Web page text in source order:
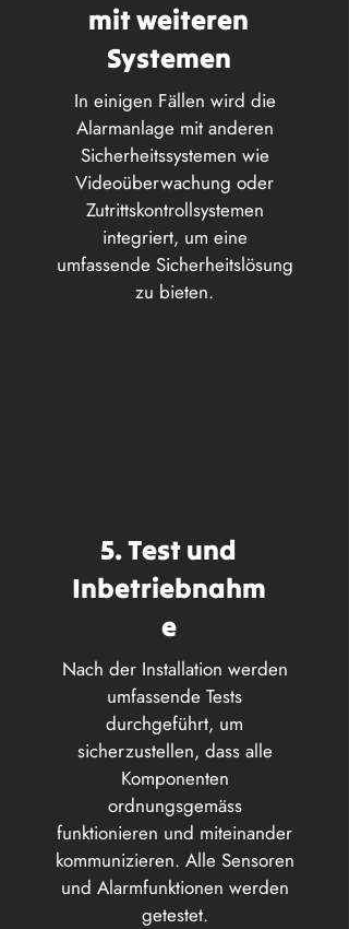
mit weiteren
Systemen
In einigen Fällen wird die
Alarmanlage mit anderen
Sicherheitssystemen wie
Videoüberwachung oder
Zutrittskontrollsystemen
integriert, um eine
umfassende Sicherheitslösung
zu bieten.
5. Test und
Inbetriebnahm
e
Nach der Installation werden
umfassende Tests
durchgeführt, um
sicherzustellen, dass alle
Komponenten
ordnungsgemäss
funktionieren und miteinander
kommunizieren. Alle Sensoren
und Alarmfunktionen werden
getestet.